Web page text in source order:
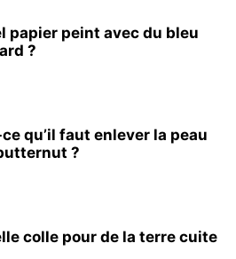
papier peint avec du bleu
?
qu’il faut enlever la peau
?
colle pour de la terre cuite